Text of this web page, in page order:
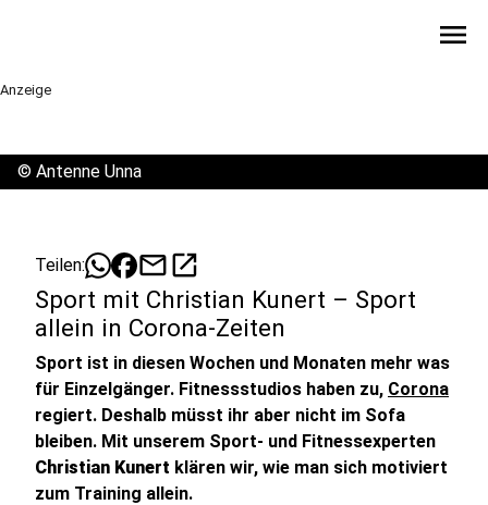
menu
Anzeige
© Antenne Unna
Teilen: mailopen_in_new
Sport mit Christian Kunert – Sport
allein in Corona-Zeiten
Sport ist in diesen Wochen und Monaten mehr was
für Einzelgänger. Fitnessstudios haben zu, Corona
regiert. Deshalb müsst ihr aber nicht im Sofa
bleiben. Mit unserem Sport- und Fitnessexperten
Christian Kunert klären wir, wie man sich motiviert
zum Training allein.